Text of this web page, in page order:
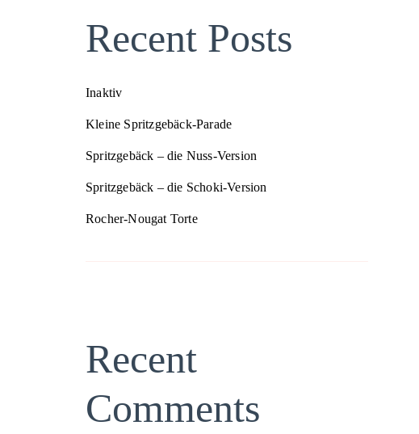
Recent Posts
Inaktiv
Kleine Spritzgebäck-Parade
Spritzgebäck – die Nuss-Version
Spritzgebäck – die Schoki-Version
Rocher-Nougat Torte
Recent
Comments